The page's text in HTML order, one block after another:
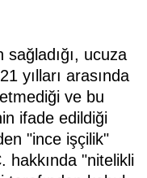
ucuza
yılları arasında
ve bu
ifade edildiği
"ince işçilik"
hakkında "nitelikli